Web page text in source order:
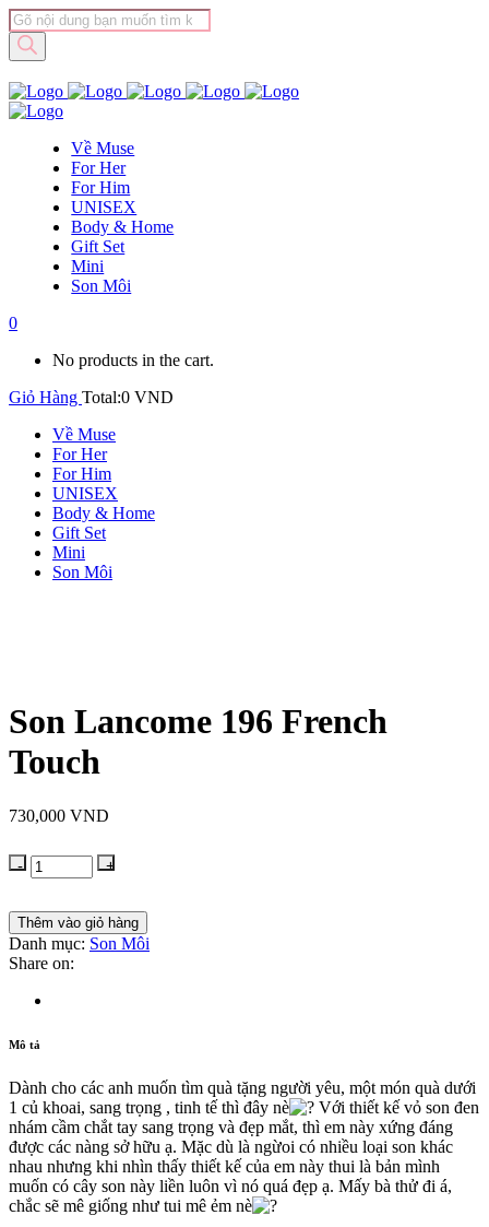
Tìm
kiếm
sản
Về Muse
For Her
For Him
UNISEX
Body & Home
Gift Set
Mini
Son Môi
0
No products in the cart.
Giỏ Hàng Total:0 VND
Về Muse
For Her
For Him
UNISEX
Body & Home
Gift Set
Mini
Son Môi
Son Lancome 196 French
Touch
730,000 VND
Thêm vào giỏ hàng
Danh mục: Son Môi
Share on:
Mô tả
Dành cho các anh muốn tìm quà tặng người yêu, một món quà dưới
1 củ khoai, sang trọng , tinh tế thì đây nè
Với thiết kế vỏ son đen
nhám cầm chắt tay sang trọng và đẹp mắt, thì em này xứng đáng
được các nàng sở hữu ạ. Mặc dù là ngừoi có nhiều loại son khác
nhau nhưng khi nhìn thấy thiết kế của em này thui là bản mình
muốn có cây son này liền luôn vì nó quá đẹp ạ. Mấy bà thử đi á,
chắc sẽ mê giống như tui mê ẻm nè